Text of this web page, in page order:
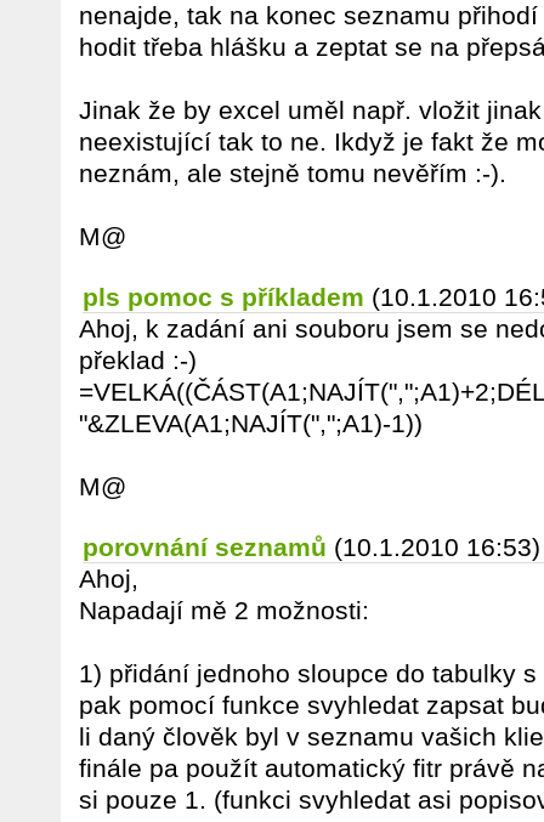
nenajde, tak na konec seznamu
hodit třeba hlášku a zeptat se na
Jinak že by excel uměl např. vložit
neexistující tak to ne. Ikdyž je fakt že
neznám, ale stejně tomu nevěřím :-).
M@
pls pomoc s příkladem (10.1.2010
Ahoj, k zadání ani souboru jsem se
překlad :-)
"&ZLEVA(A1;NAJÍT(",";A1)-1))
M@
porovnání seznamů (10.1.2010 16:53)
Ahoj,
Napadají mě 2 možnosti:
1) přidání jednoho sloupce do tabulky
pak pomocí funkce svyhledat zapsat
li daný člověk byl v seznamu vašich
finále pa použít automatický fitr právě
si pouze 1. (funkci svyhledat asi